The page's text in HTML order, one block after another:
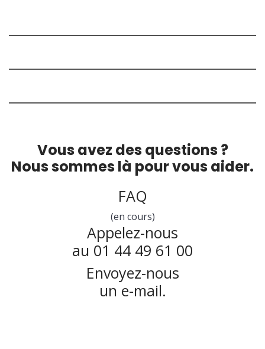
Vous avez des questions ?
Nous sommes là pour vous aider.
FAQ
(en cours)
Appelez-nous
au 01 44 49 61 00
Envoyez-nous
un e-mail.